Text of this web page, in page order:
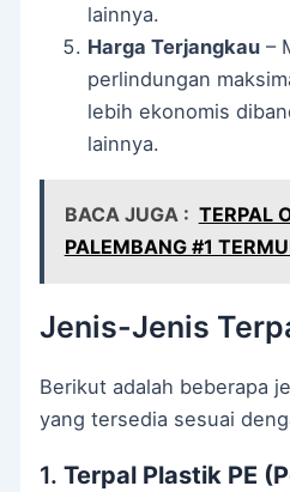
lainnya.
Harga Terjangkau –
perlindungan
lebih ekonomis
lainnya.
BACA JUGA : TERPAL
PALEMBANG #1
Jenis-Jenis
Berikut adalah beberapa
yang tersedia sesuai
1.Terpal Plastik PE